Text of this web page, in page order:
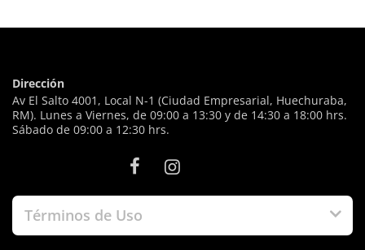
Dirección
Av El Salto 4001, Local N-1 (Ciudad Empresarial, Huechuraba,
RM). Lunes a Viernes, de 09:00 a 13:30 y de 14:30 a 18:00 hrs.
Sábado de 09:00 a 12:30 hrs.
Términos de Uso